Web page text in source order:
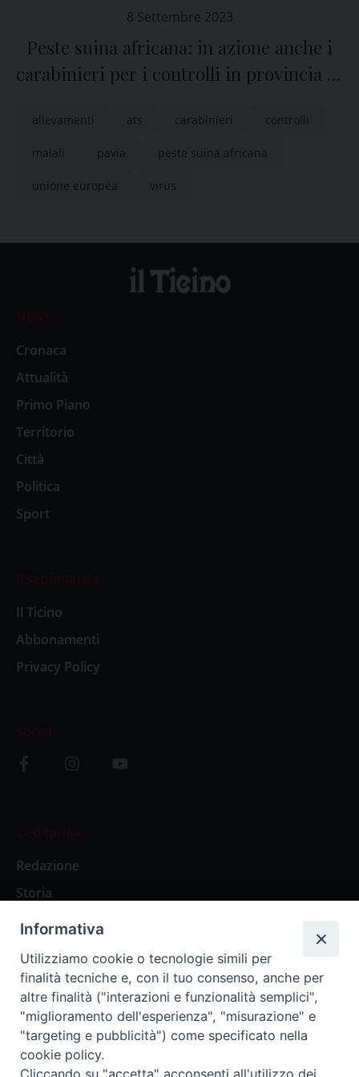
8 Settembre 2023
Peste suina africana: in azione anche i
carabinieri per i controlli in provincia di
allevamenti ats carabinieri controlli
maiali pavia peste suina africana
unione europea virus
News
Cronaca
Attualità
Primo Piano
Territorio
Città
Politica
Sport
Il settimanale
Il Ticino
Abbonamenti
Privacy Policy
Social
L’editoriale
Redazione
Storia
Abbonamenti
Abbonamento Annuale Digitale
Abbonamento Annuale Cartaceo
Abbonamento Singola Copia Digitale
Informativa
Utilizziamo cookie o tecnologie simili per
finalità tecniche e, con il tuo consenso, anche per
altre finalità ("interazioni e funzionalità semplici",
"miglioramento dell'esperienza", "misurazione" e
"targeting e pubblicità") come specificato nella
cookie policy.